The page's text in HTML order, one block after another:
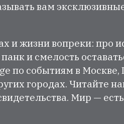
вам
и жизни вопреки: про
и смелость
по событиям в Москве,
городах. Читайте
Мир —